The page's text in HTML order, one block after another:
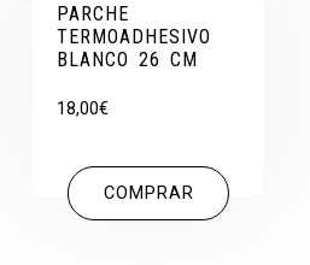
PARCHE
TERMOADHESIVO
BLANCO 26 CM
18,00€
COMPRAR